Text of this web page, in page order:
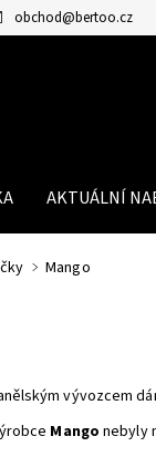
obchod@bertoo.cz
AKTUÁLNÍ
Mango
vývozcem
Mango nebyly